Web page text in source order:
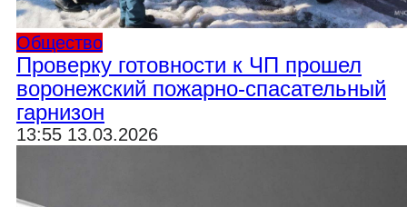
Общество
Проверку готовности к ЧП прошел
воронежский пожарно-спасательный
гарнизон
13:55 13.03.2026